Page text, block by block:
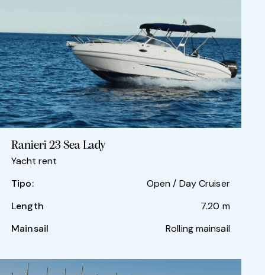
Ranieri 23 Sea Lady
Yacht rent
Tipo:
Open / Day Cruiser
Length
7.20 m
Mainsail
Rolling mainsail